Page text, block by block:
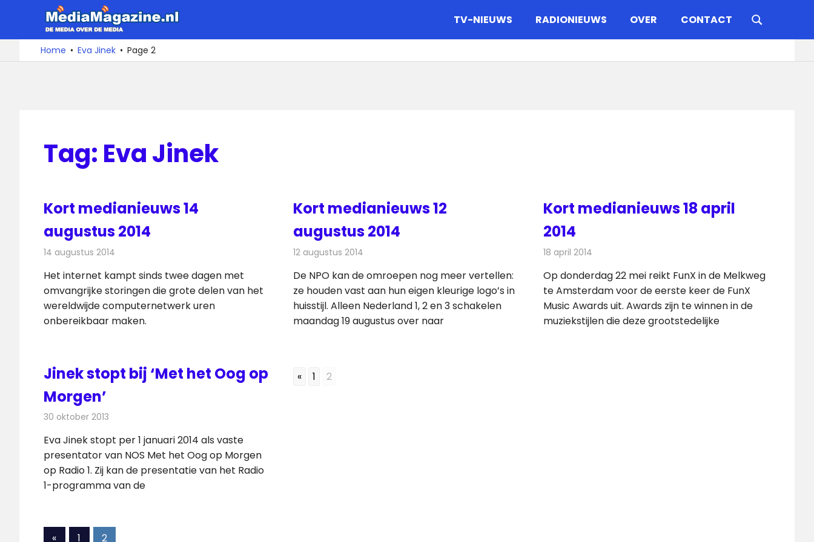
de
De
media
over
TV-NIEUWS RADIONIEUWS OVER CONTACT
Home Eva Jinek Page 2
Tag: Eva Jinek
Kort medianieuws 14
augustus 2014
14 augustus 2014
Het internet kampt sinds twee dagen met
omvangrijke storingen die grote delen van het
wereldwijde computernetwerk uren
onbereikbaar maken.
Kort medianieuws 12
augustus 2014
12 augustus 2014
De NPO kan de omroepen nog meer vertellen:
ze houden vast aan hun eigen kleurige logo’s in
huisstijl. Alleen Nederland 1, 2 en 3 schakelen
maandag 19 augustus over naar
Kort medianieuws 18 april
2014
18 april 2014
Op donderdag 22 mei reikt FunX in de Melkweg
te Amsterdam voor de eerste keer de FunX
Music Awards uit. Awards zijn te winnen in de
muziekstijlen die deze grootstedelijke
Jinek stopt bij ‘Met het Oog op
Morgen’
30 oktober 2013
Eva Jinek stopt per 1 januari 2014 als vaste
presentator van NOS Met het Oog op Morgen
op Radio 1. Zij kan de presentatie van het Radio
1-programma van de
« 1 2
Berichten
«Vorige1 2